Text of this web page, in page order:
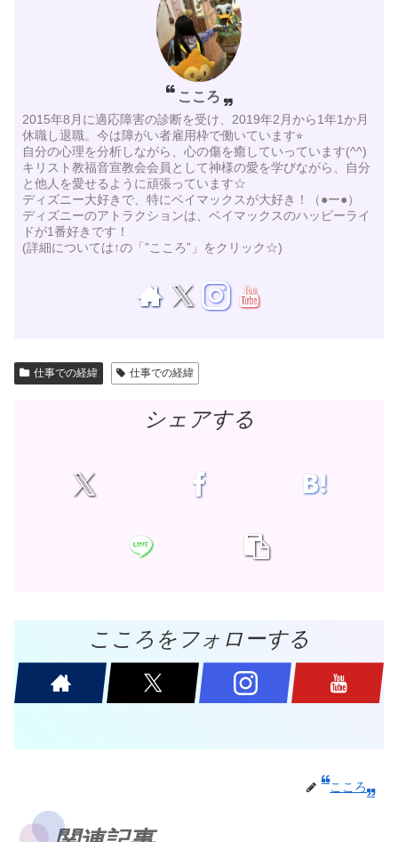
こころ
2015年8月に適応障害の診断を受け、2019年2月から1年1か月
休職し退職。今は障がい者雇用枠で働いています⭐︎
自分の心理を分析しながら、心の傷を癒していっています(^^)
キリスト教福音宣教会会員として神様の愛を学びながら、自分
と他人を愛せるように頑張っています☆
ディズニー大好きで、特にベイマックスが大好き！（●ー●）
ディズニーのアトラクションは、ベイマックスのハッピーライ
ドが1番好きです！
(詳細については↑の「”こころ”」をクリック☆)
仕事での経緯 仕事での経緯
シェアする
こころをフォローする
こころ